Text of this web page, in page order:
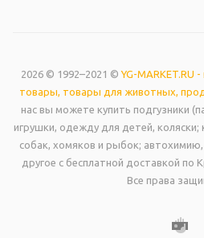
2026 © 1992–2021 ©YG-MARKET.RU
товары, товары для животных,
нас вы можете купить подгузники
игрушки, одежду для детей,
собак, хомяков и рыбок; автохимию,
другое с бесплатной доставкой по
Все права